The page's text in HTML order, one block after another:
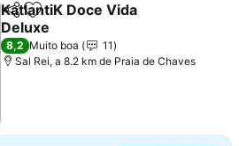
PartilharAdicionar aos favoritos
KatlantiK Doce Vida
Deluxe
Ver preços
8,2 Muito boa
11
Sal Rei, a 8.2 km de Praia de Chaves